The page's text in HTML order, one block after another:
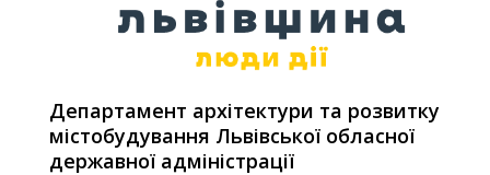
Департамент архітектури та розвитку
містобудування Львівської обласної
державної адміністрації